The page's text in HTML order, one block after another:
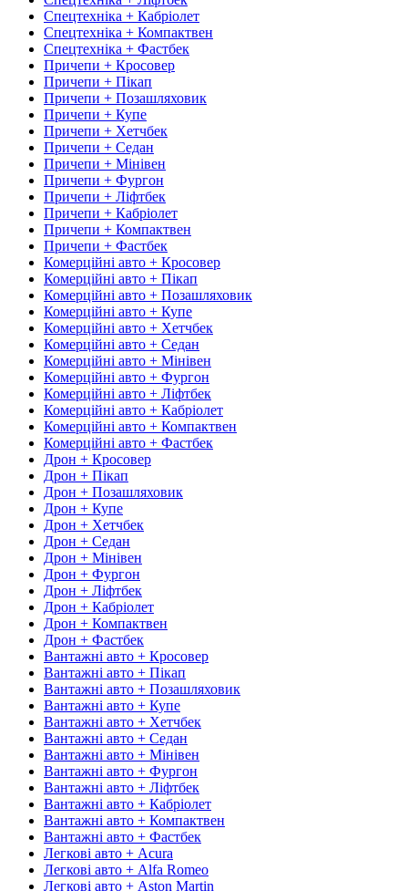
Спецтехніка + Кабріолет
Спецтехніка + Компактвен
Спецтехніка + Фастбек
Причепи + Кросовер
Причепи + Пікап
Причепи + Позашляховик
Причепи + Купе
Причепи + Хетчбек
Причепи + Седан
Причепи + Мінівен
Причепи + Фургон
Причепи + Ліфтбек
Причепи + Кабріолет
Причепи + Компактвен
Причепи + Фастбек
Комерційні авто + Кросовер
Комерційні авто + Пікап
Комерційні авто + Позашляховик
Комерційні авто + Купе
Комерційні авто + Хетчбек
Комерційні авто + Седан
Комерційні авто + Мінівен
Комерційні авто + Фургон
Комерційні авто + Ліфтбек
Комерційні авто + Кабріолет
Комерційні авто + Компактвен
Комерційні авто + Фастбек
Дрон + Кросовер
Дрон + Пікап
Дрон + Позашляховик
Дрон + Купе
Дрон + Хетчбек
Дрон + Седан
Дрон + Мінівен
Дрон + Фургон
Дрон + Ліфтбек
Дрон + Кабріолет
Дрон + Компактвен
Дрон + Фастбек
Вантажні авто + Кросовер
Вантажні авто + Пікап
Вантажні авто + Позашляховик
Вантажні авто + Купе
Вантажні авто + Хетчбек
Вантажні авто + Седан
Вантажні авто + Мінівен
Вантажні авто + Фургон
Вантажні авто + Ліфтбек
Вантажні авто + Кабріолет
Вантажні авто + Компактвен
Вантажні авто + Фастбек
Легкові авто + Acura
Легкові авто + Alfa Romeo
Легкові авто + Aston Martin